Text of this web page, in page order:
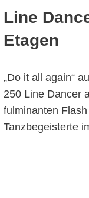
Line
Etagen
„Do it all again“
250 Line Dancer
fulminanten
Tanzbegeisterte